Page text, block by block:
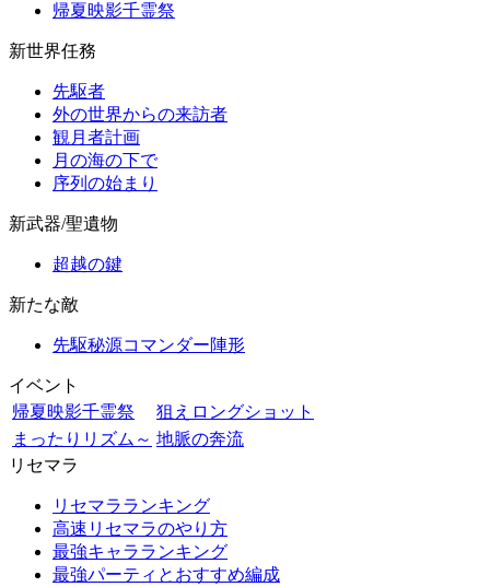
帰夏映影千霊祭
新世界任務
先駆者
外の世界からの来訪者
観月者計画
月の海の下で
序列の始まり
新武器/聖遺物
超越の鍵
新たな敵
先駆秘源コマンダー陣形
イベント
帰夏映影千霊祭
狙えロングショット
まったりリズム～ 地脈の奔流
リセマラ
リセマラランキング
高速リセマラのやり方
最強キャラランキング
最強パーティとおすすめ編成